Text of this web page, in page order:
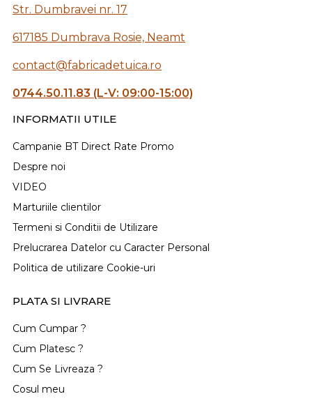
Str. Dumbravei nr. 17
617185 Dumbrava Rosie, Neamt
contact@fabricadetuica.ro
0744.50.11.83 (L-V: 09:00-15:00)
INFORMATII UTILE
Campanie BT Direct Rate Promo
Despre noi
VIDEO
Marturiile clientilor
Termeni si Conditii de Utilizare
Prelucrarea Datelor cu Caracter Personal
Politica de utilizare Cookie-uri
PLATA SI LIVRARE
Cum Cumpar ?
Cum Platesc ?
Cum Se Livreaza ?
Cosul meu